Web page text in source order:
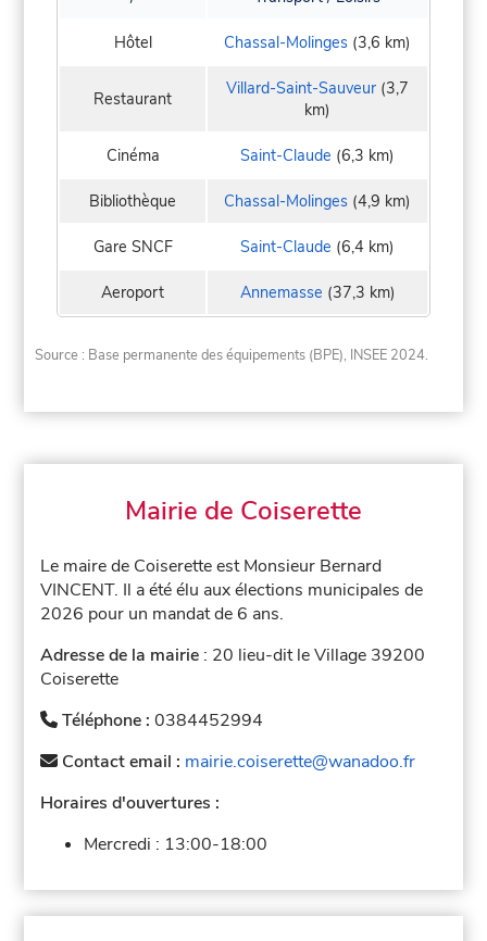
Hôtel Chassal-Molinges (3,6 km)
Restaurant Villard-Saint-Sauveur (3,7
km)
Cinéma Saint-Claude (6,3 km)
Bibliothèque Chassal-Molinges (4,9 km)
Gare SNCF Saint-Claude (6,4 km)
Aeroport Annemasse (37,3 km)
Source : Base permanente des équipements (BPE), INSEE 2024.
Mairie de Coiserette
Le maire de Coiserette est Monsieur Bernard
VINCENT. Il a été élu aux élections municipales de
2026 pour un mandat de 6 ans.
Adresse de la mairie : 20 lieu-dit le Village 39200
Coiserette
Téléphone :0384452994
Contact email : mairie.coiserette@wanadoo.fr
Horaires d'ouvertures :
Mercredi : 13:00-18:00